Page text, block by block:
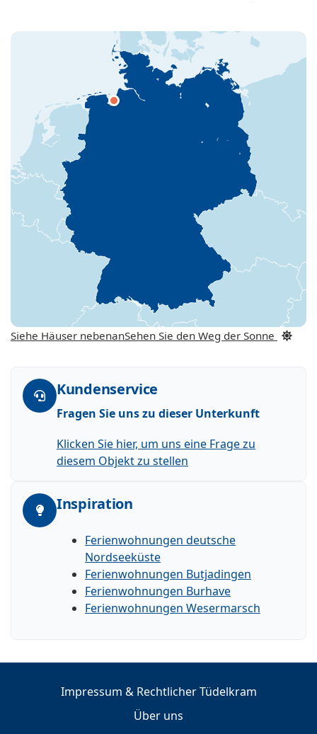
Siehe Häuser nebenanSehen Sie den Weg der Sonne
Kundenservice
Fragen Sie uns zu dieser Unterkunft
Klicken Sie hier, um uns eine Frage zu
diesem Objekt zu stellen
Inspiration
Ferienwohnungen deutsche
Nordseeküste
Ferienwohnungen Butjadingen
Ferienwohnungen Burhave
Ferienwohnungen Wesermarsch
Impressum & Rechtlicher Tüdelkram
Über uns